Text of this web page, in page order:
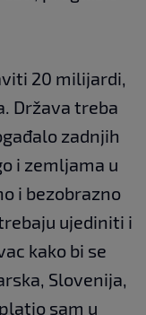
20 milijardi,
Država treba
zadnjih
i zemljama u
i bezobrazno
ujediniti i
kako bi se
Slovenija,
sam u